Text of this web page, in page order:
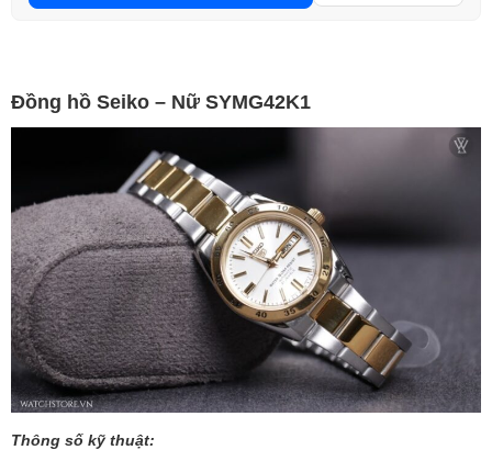
Đồng hồ Seiko – Nữ SYMG42K1
Thông số kỹ thuật: